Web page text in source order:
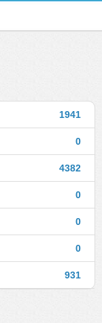
1941
0
4382
0
0
0
931